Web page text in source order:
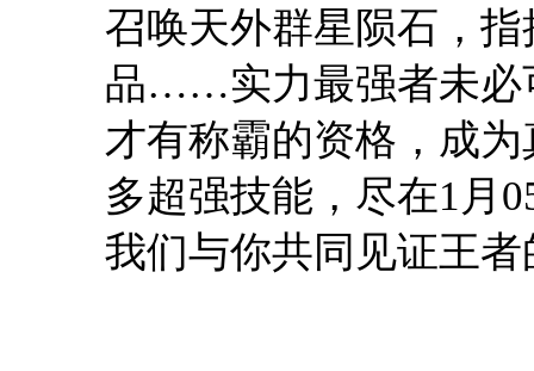
召唤天外群星陨石，
品……实力最强者未必
才有称霸的资格，成
多超强技能，尽在1月
我们与你共同见证王